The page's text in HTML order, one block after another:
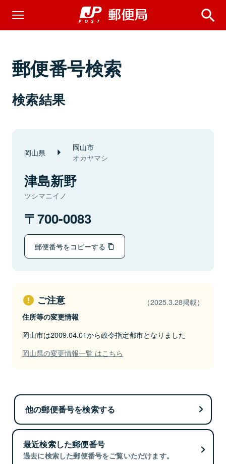
郵便番号検索
検索結果
岡山県 岡山市
オカヤマシ
津島新野
ツシマニイノ
700-0083
郵便番号をコピーする
ご注意 （2025.3.28掲載）
住所等の変更情報
岡山市は2009.04.01から政令指定都市となりました
岡山県の変更情報一覧 はこちら
他の郵便番号を検索する
最近検索した郵便番号
過去に検索した郵便番号をご覧いただけます。